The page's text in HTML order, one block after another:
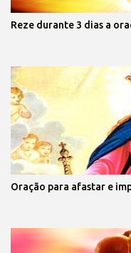
Reze durante 3 dias a
Oração para afastar e